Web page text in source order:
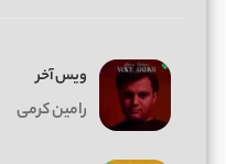
ویس آخر
رامین کرمی